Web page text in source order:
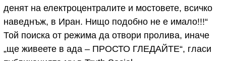
денят на електроцентралите и мостовете, всичко
наведнъж, в Иран. Нищо подобно не е имало!!!“
Той поиска от режима да отвори пролива, иначе
„ще живеете в ада – ПРОСТО ГЛЕДАЙТЕ“, гласи